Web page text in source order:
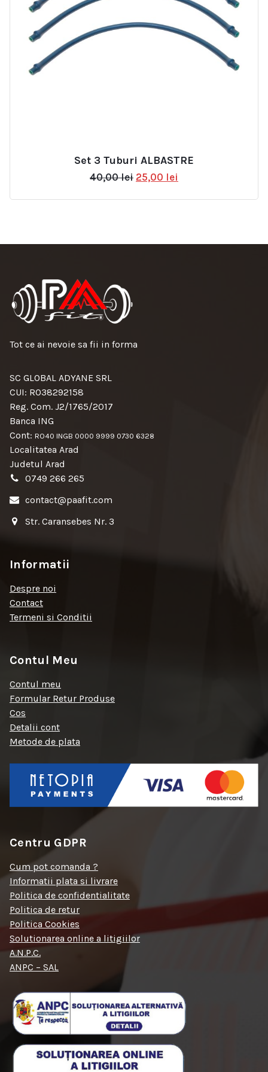
Set 3 Tuburi ALBASTRE
40,00lei Prețul
a
25,00 lei
este:
Tot ce ai nevoie sa fii in forma
SC GLOBAL ADYANE SRL
CUI: RO38292158
Reg. Com. J2/1765/2017
Banca ING
Cont: RO40 INGB 0000 9999 0730 6328
Localitatea Arad
Judetul Arad
0749 266 265
contact@paafit.com
Str. Caransebes Nr. 3
Informatii
Despre noi
Contact
Termeni si Conditii
Contul Meu
Contul meu
Formular Retur Produse
Cos
Detalii cont
Metode de plata
Centru GDPR
Cum pot comanda ?
Informatii plata si livrare
Politica de confidentialitate
Politica de retur
Politica Cookies
Solutionarea online a litigiilor
A.N.P.C.
ANPC – SAL